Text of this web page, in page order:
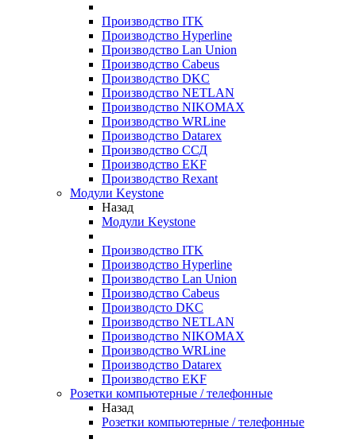
Производство ITK
Производство Hyperline
Производство Lan Union
Производство Cabeus
Производство DKC
Производство NETLAN
Производство NIKOMAX
Производство WRLine
Производство Datarex
Производство ССД
Производство EKF
Производство Rexant
Модули Keystone
Назад
Модули Keystone
Производство ITK
Производство Hyperline
Производство Lan Union
Производство Cabeus
Производсто DKC
Производство NETLAN
Производство NIKOMAX
Производство WRLine
Производство Datarex
Производство EKF
Розетки компьютерные / телефонные
Назад
Розетки компьютерные / телефонные